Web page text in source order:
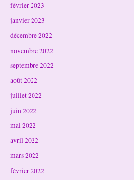
février 2023
janvier 2023
décembre 2022
novembre 2022
septembre 2022
août 2022
juillet 2022
juin 2022
mai 2022
avril 2022
mars 2022
février 2022